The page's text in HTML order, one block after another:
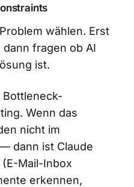
wählen. Erst
fragen ob AI
ist.
Bottleneck-
Wenn das
nicht im
dann ist Claude
Mail-Inbox
erkennen,